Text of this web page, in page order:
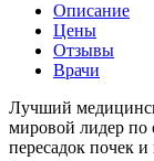
Описание
Цены
Отзывы
Врачи
Лучший
мировой лидер по
пересадок почек